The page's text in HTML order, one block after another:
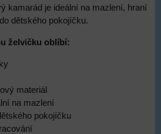
kamarád je ideální na mazlení, hraní
dětského pokojíčku.
želvičku oblíbí:
materiál
na mazlení
pokojíčku